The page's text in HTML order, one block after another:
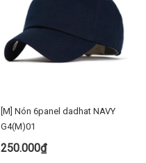
[M] Nón 6panel dadhat NAVY
G4(M)01
250.000₫